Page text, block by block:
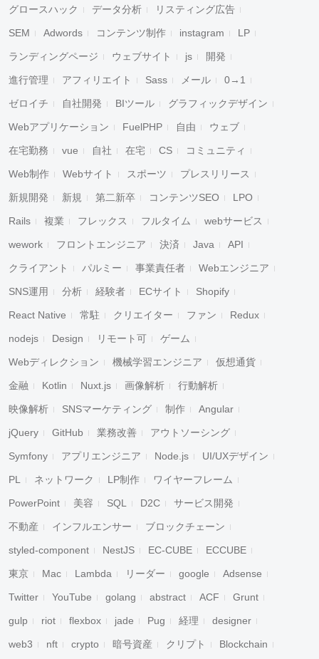
グロースハック データ分析 リスティング広告
SEM Adwords コンテンツ制作 instagram LP
ランディングページ ウェブサイト js 開発
進行管理 アフィリエイト Sass メール 0→1
ゼロイチ 自社開発 BIツール グラフィックデザイン
Webアプリケーション FuelPHP 自由 ウェブ
在宅勤務 vue 自社 在宅 CS コミュニティ
Web制作 Webサイト スポーツ プレスリリース
新規開発 新規 第二新卒 コンテンツSEO LPO
Rails 複業 フレックス フルタイム webサービス
wework フロントエンジニア 決済 Java API
クライアント パルミー 事業責任者 Webエンジニア
SNS運用 分析 経験者 ECサイト Shopify
React Native 常駐 クリエイター ファン Redux
nodejs Design リモート可 ゲーム
Webディレクション 機械学習エンジニア 仮想通貨
金融 Kotlin Nuxt.js 画像解析 行動解析
映像解析 SNSマーケティング 制作 Angular
jQuery GitHub 業務改善 アウトソーシング
Symfony アプリエンジニア Node.js UI/UXデザイン
PL ネットワーク LP制作 ワイヤーフレーム
PowerPoint 美容 SQL D2C サービス開発
不動産 インフルエンサー ブロックチェーン
styled-component NestJS EC-CUBE ECCUBE
東京 Mac Lambda リーダー google Adsense
Twitter YouTube golang abstract ACF Grunt
gulp riot flexbox jade Pug 経理 designer
web3 nft crypto 暗号資産 クリプト Blockchain